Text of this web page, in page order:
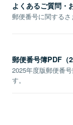
よくあるご質問・
郵便番号に関するさ
郵便番号簿PDF（
2025年度版郵便番
す。